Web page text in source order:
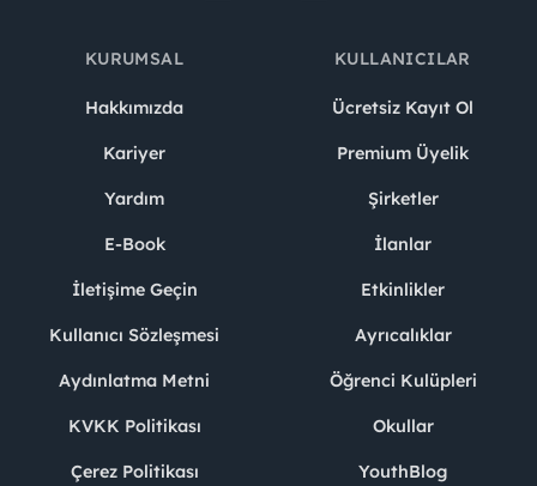
KURUMSAL
Hakkımızda
Kariyer
Yardım
E-Book
İletişime Geçin
Kullanıcı Sözleşmesi
Aydınlatma Metni
KVKK Politikası
Çerez Politikası
KULLANICILAR
Ücretsiz Kayıt Ol
Premium Üyelik
Şirketler
İlanlar
Etkinlikler
Ayrıcalıklar
Öğrenci Kulüpleri
Okullar
YouthBlog